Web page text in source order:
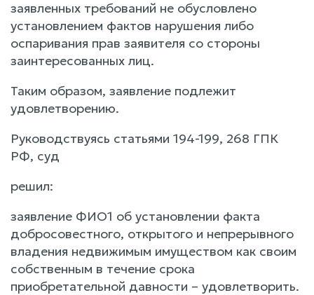
заявленных требований не обусловлено
установлением фактов нарушения либо
оспаривания прав заявителя со стороны
заинтересованных лиц.
Таким образом, заявление подлежит
удовлетворению.
Руководствуясь статьями 194-199, 268 ГПК
РФ, суд
решил:
заявление ФИО1 об установлении факта
добросовестного, открытого и непрерывного
владения недвижимым имуществом как своим
собственным в течение срока
приобретательной давности – удовлетворить.